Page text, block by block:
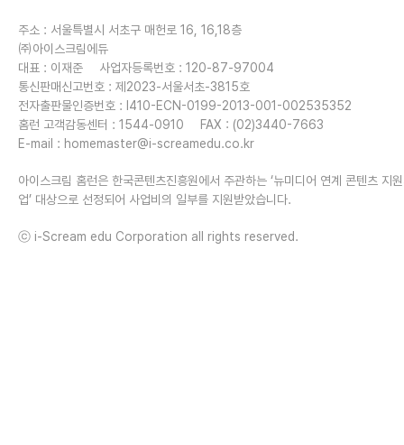
주소 : 서울특별시 서초구 매헌로 16, 16,18층
㈜아이스크림에듀
대표 : 이재준
사업자등록번호 : 120-87-97004
통신판매신고번호 : 제2023-서울서초-3815호
전자출판물인증번호 : I410-ECN-0199-2013-001-002535352
홈런 고객감동센터 : 1544-0910
FAX : (02)3440-7663
E-mail : homemaster@i-screamedu.co.kr
아이스크림 홈런은 한국콘텐츠진흥원에서 주관하는 ‘뉴미디어 연계 콘텐츠 지
업’ 대상으로 선정되어 사업비의 일부를 지원받았습니다.
ⓒ i-Scream edu Corporation all rights reserved.